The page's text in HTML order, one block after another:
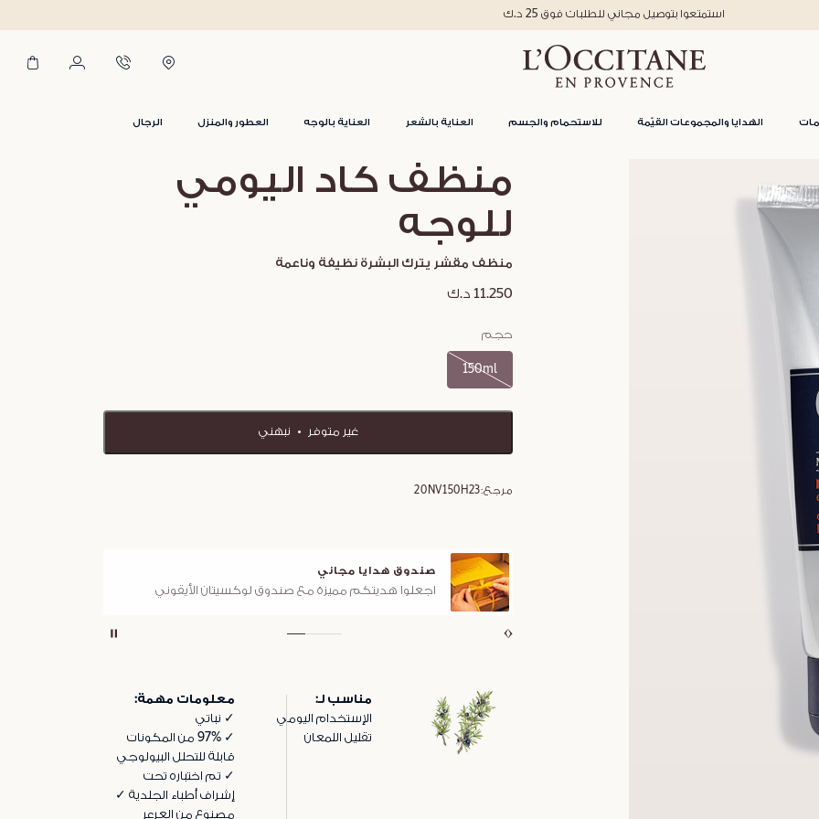
الهدايا والمجموعات القيّمة للاستحمام والجسم العناية بالشعر العناية بالوجه العطور والمنزل الرجال
استمتعوا بتوصيل مجاني للطلبات فوق 25 د.ك
منظف كاد اليومي
للوجه
منظف مقشر يترك البشرة نظيفة وناعمة
11.250 د.ك
حجم
150ml
غير متوفر نبهني
مرجع:20NV150H23
صندوق هدايا مجاني
اجعلوا هديتكم مميزة مع صندوق لوكسيتان الأيقوني
مناسب لـ:
الإستخدام اليومي
تقليل اللمعان
معلومات مهمة:
✓ نباتي
✓ 97% من المكونات
قابلة للتحلل البيولوجي
✓ تم اختباره تحت
إشراف أطباء الجلدية ✓
مصنوع من العرعر